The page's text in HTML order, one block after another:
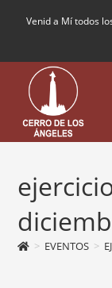
Venid a Mí todos
> EVENTOS >